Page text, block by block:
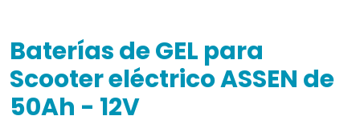
Baterías de GEL para
Scooter eléctrico ASSEN de
50Ah - 12V